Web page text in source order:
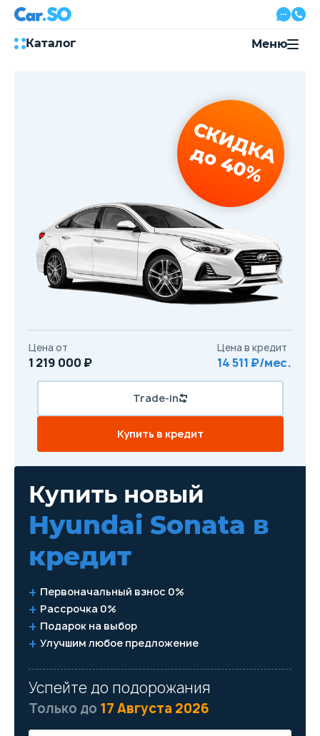
Каталог
8 800 500-03-23
с 08:00 по 20:00, без выходных
Привольная улица, 2, к5
Перезвоните мне
Меню
Купить новый
Hyundai Sonata в
кредит
Первоначальный взнос 0%
Рассрочка 0%
Подарок на выбор
Улучшим любое предложение
Успейте до подорожания
Только до 17 Августа 2026
СКИДКА
до 40%
Цена от
1 219 000 ₽
Цена в кредит
14 511 ₽/мес.
Trade-in
Купить в кредит